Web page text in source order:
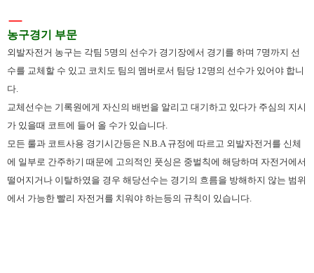
ㅡ
농구경기 부문
외발자전거 농구는 각팀 5명의 선수가 경기장에서 경기를 하며 7명까지 선
수를 교체할 수 있고 코치도 팀의 멤버로서 팀당 12명의 선수가 있어야 합니
다.
교체선수는 기록원에게 자신의 배번을 알리고 대기하고 있다가 주심의 지시
가 있을때 코트에 들어 올 수가 있습니다.
모든 룰과 코트사용 경기시간등은 N.B.A 규정에 따르고 외발자전거를 신체
에 일부로 간주하기 때문에 고의적인 풋싱은 중벌칙에 해당하며 자전거에서
떨어지거나 이탈하였을 경우 해당선수는 경기의 흐름을 방해하지 않는 범위
에서 가능한 빨리 자전거를 치워야 하는등의 규칙이 있습니다.